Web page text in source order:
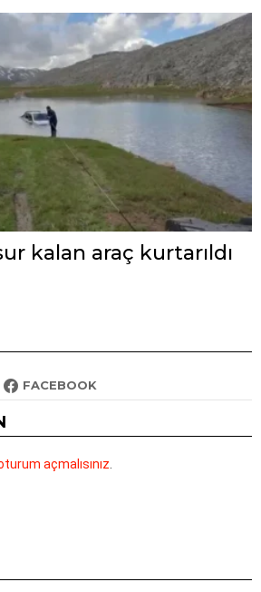
kalan araç kurtarıldı
FACEBOOK
açmalısınız